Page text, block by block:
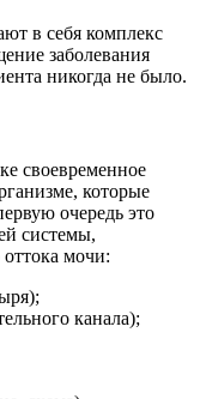
в себя комплекс
заболевания
никогда не было.
своевременное
которые
очередь это
системы,
мочи:
канала);